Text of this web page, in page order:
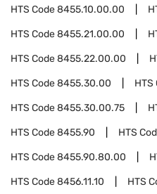
HTS Code8455.10.00.00
HTS Code8455.21.00.00
HTS Code8455.22.00.00
HTS Code8455.30.00 HTS
HTS Code8455.30.00.75
HTS Code8455.90 HTS
HTS Code8455.90.80.00
HTS Code8456.11.10 HTS